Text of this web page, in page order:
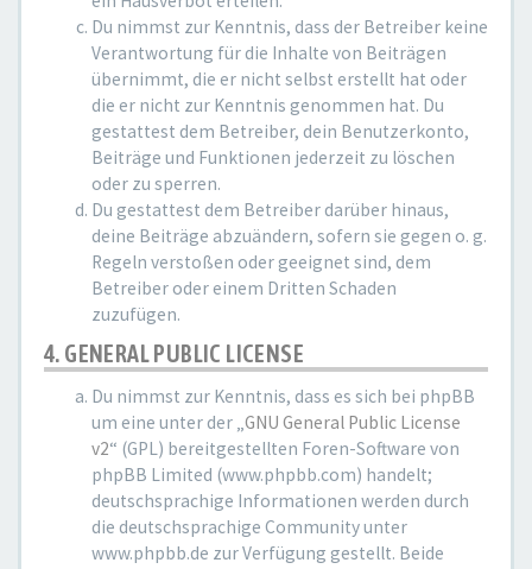
Du nimmst zur Kenntnis, dass der Betreiber keine
Verantwortung für die Inhalte von Beiträgen
übernimmt, die er nicht selbst erstellt hat oder
die er nicht zur Kenntnis genommen hat. Du
gestattest dem Betreiber, dein Benutzerkonto,
Beiträge und Funktionen jederzeit zu löschen
oder zu sperren.
Du gestattest dem Betreiber darüber hinaus,
deine Beiträge abzuändern, sofern sie gegen o. g.
Regeln verstoßen oder geeignet sind, dem
Betreiber oder einem Dritten Schaden
zuzufügen.
4. GENERAL PUBLIC LICENSE
Du nimmst zur Kenntnis, dass es sich bei phpBB
um eine unter der „GNU General Public License
v2“ (GPL) bereitgestellten Foren-Software von
phpBB Limited (www.phpbb.com) handelt;
deutschsprachige Informationen werden durch
die deutschsprachige Community unter
www.phpbb.de zur Verfügung gestellt. Beide